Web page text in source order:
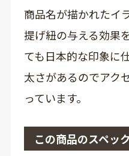
商品名が描かれたイ
提げ紐の与える効果
ても日本的な印象に
太さがあるのでアク
っています。
この商品のスペック